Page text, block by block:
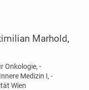
­Marhold,
Onkologie,
Medizin I,
Wien